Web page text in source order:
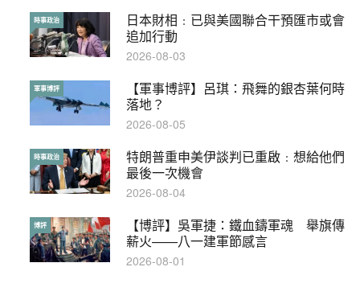
日本財相﹕已與美國聯合干預匯市或會
追加行動
時事政治
2026-08-03
【軍事博評】呂琪：飛舞的銀杏葉何時
落地？
軍事博評
2026-08-05
特朗普重申美伊談判已重啟﹕想給他們
最後一次機會
時事政治
2026-08-04
【博評】吳軍捷：鐵血鑄軍魂 舉旗傳
薪火——八一建軍節感言
博評
2026-08-01
【輕百科】被抽中當陪審員能拒絕嗎？
輕百科
2017-10-17
【輕盤點】集會遊行陸續有來？一文盡
覽8月示威活動
輕盤點
2019-08-30
本港保護兒童法例雜亂互相矛盾家長易
墮法網
特稿
2019-05-21
【輕百科】甚麼按摩院要領牌？顧客涉
及刑責嗎？
輕百科
2021-05-13